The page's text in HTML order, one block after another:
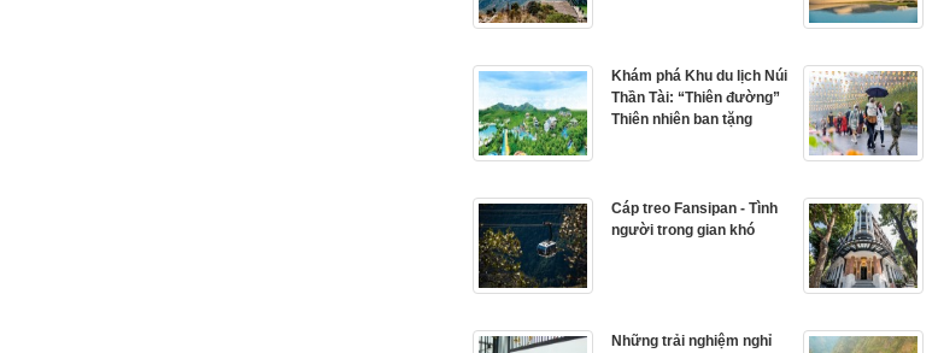
Khám phá Khu du lịch Núi
Thần Tài: “Thiên đường”
Thiên nhiên ban tặng
Cáp treo Fansipan - Tình
người trong gian khó
Những trải nghiệm nghỉ